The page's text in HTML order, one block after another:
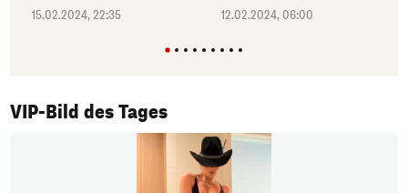
15.02.2024, 22:35 12.02.2024, 06:00
VIP-Bild des Tages
1/50